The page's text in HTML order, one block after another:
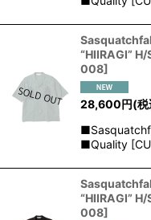
“HIIRAGI” H/
008]
28,600円(税
■Quality
“HIIRAGI”
008]